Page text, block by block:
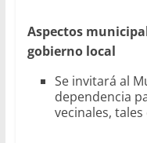
Aspectos
gobierno local
Se invitará al
dependencia
vecinales,